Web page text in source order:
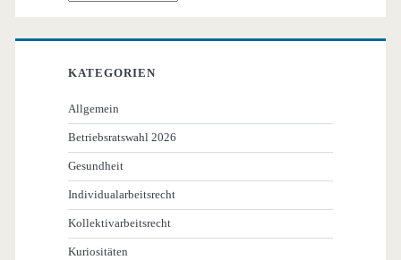
KATEGORIEN
Allgemein
Betriebsratswahl 2026
Gesundheit
Individualarbeitsrecht
Kollektivarbeitsrecht
Kuriositäten